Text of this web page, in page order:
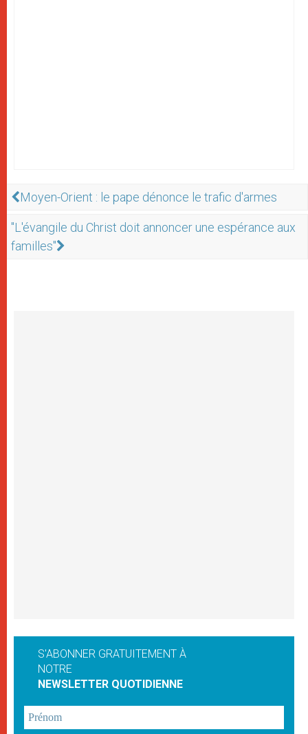
Moyen-Orient : le pape dénonce le trafic d'armes
"L'évangile du Christ doit annoncer une espérance aux
familles"
S'ABONNER GRATUITEMENT À
NOTRE
NEWSLETTER QUOTIDIENNE